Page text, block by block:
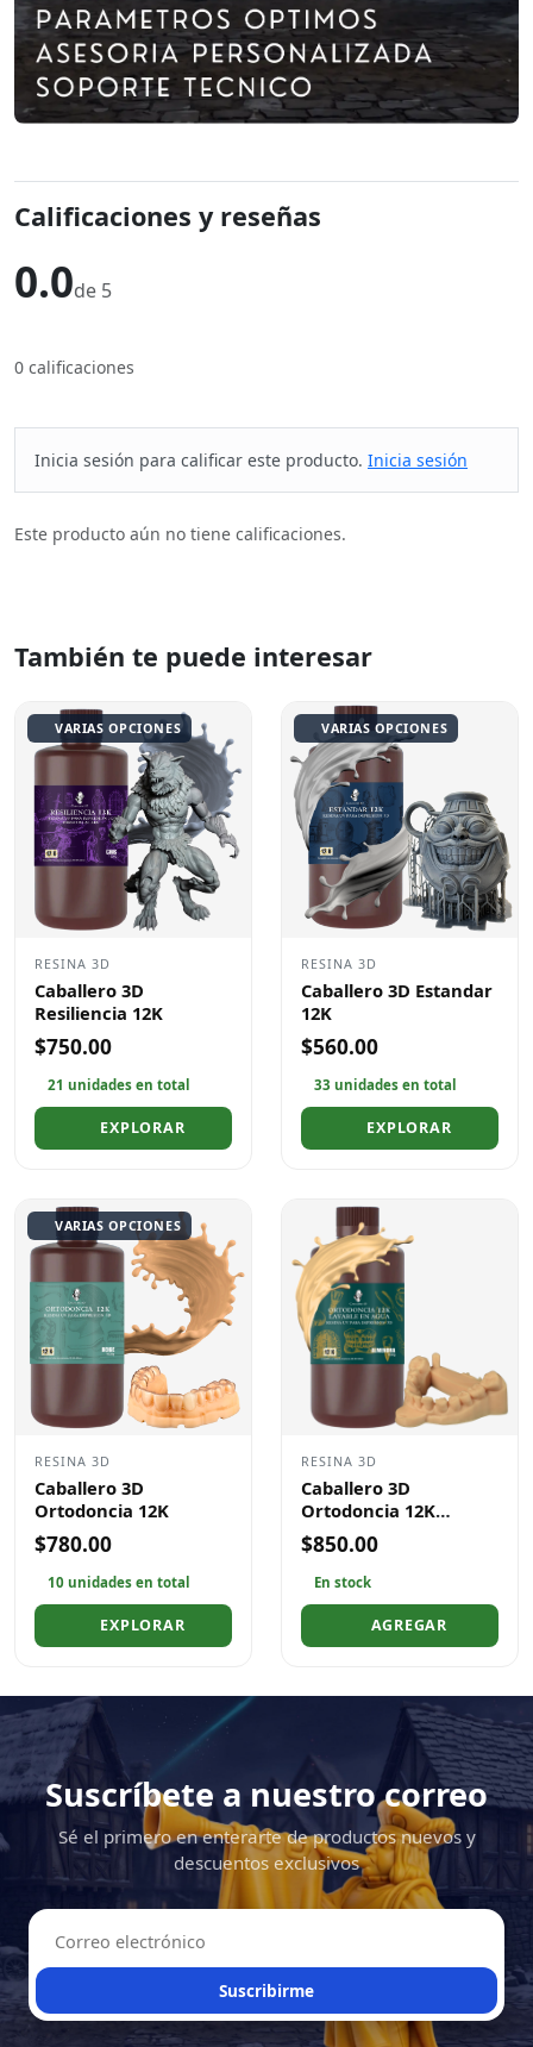
Calificaciones y reseñas
0.0de 5
0 calificaciones
Inicia sesión para calificar este producto. Inicia sesión
Este producto aún no tiene calificaciones.
También te puede interesar
VARIAS OPCIONES
RESINA 3D
Caballero 3D
Resiliencia 12K
$750.00
21 unidades en total
EXPLORAR
VARIAS OPCIONES
RESINA 3D
Caballero 3D Estandar
12K
$560.00
33 unidades en total
EXPLORAR
VARIAS OPCIONES
RESINA 3D
Caballero 3D
Ortodoncia 12K
$780.00
10 unidades en total
EXPLORAR
RESINA 3D
Caballero 3D
Ortodoncia 12K
Lavable en Agua
$850.00
En stock
AGREGAR
Suscríbete a nuestro correo
Sé el primero en enterarte de productos nuevos y
descuentos exclusivos
Suscribirme